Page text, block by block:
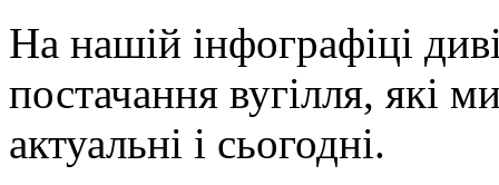
На нашій інфографіці
постачання вугілля, які
актуальні і сьогодні.